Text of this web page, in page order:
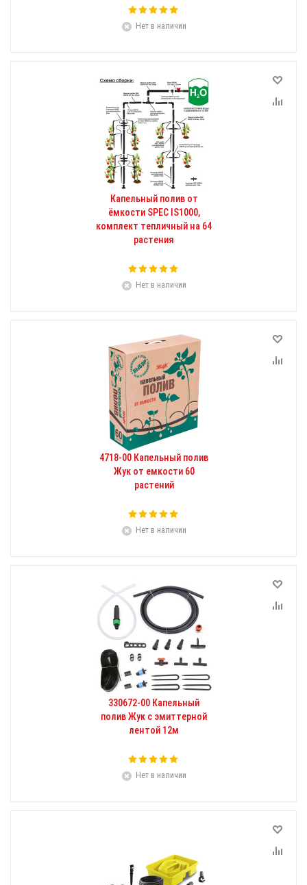
Нет в наличии
Капельный полив от
ёмкости SPEC IS1000,
комплект тепличный на 64
растения
Нет в наличии
4718-00 Капельный полив
Жук от емкости 60
растений
Нет в наличии
330672-00 Капельный
полив Жук с эмиттерной
лентой 12м
Нет в наличии